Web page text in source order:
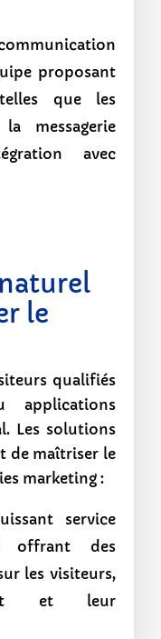
proposant
que les
messagerie
avec
le
qualifiés
Les solutions
de maîtriser le
marketing :
service
offrant des
les visiteurs,
et leur